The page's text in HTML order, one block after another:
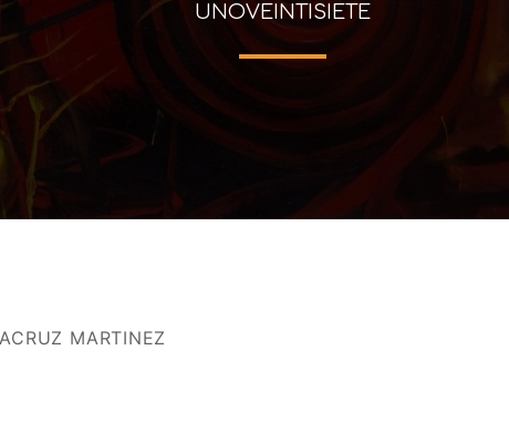
UNOVEINTISIETE
MARTINEZ